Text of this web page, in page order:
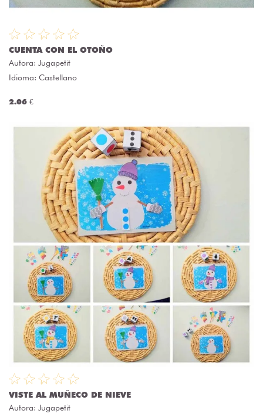
CUENTA CON EL OTOÑO
Autora: Jugapetit
Idioma: Castellano
2.06 €
VISTE AL MUÑECO DE NIEVE
Autora: Jugapetit